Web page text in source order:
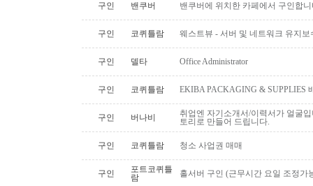
구인 밴쿠버 밴쿠버에 위치한 카페에서 구인합
구인 코퀴틀람 웨스트뷰 - 서버 및 네트워크 유지보
구인 델타 Office Administrator
구인 코퀴틀람 EKIBA PACKAGING & SUPPLIES
구인 버나비
취업엔 자기소개서/이력서가 얼굴
토리로 만들어 드립니다.
구인 코퀴틀람 청소 사업권 매매
구인
포트코퀴틀
람
홀서버 구인 (근무시간 요일 조정가